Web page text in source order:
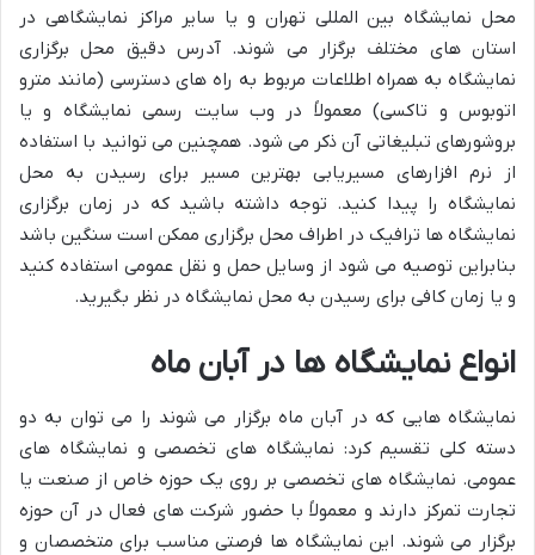
محل نمایشگاه بین المللی تهران و یا سایر مراکز نمایشگاهی در
استان های مختلف برگزار می شوند. آدرس دقیق محل برگزاری
نمایشگاه به همراه اطلاعات مربوط به راه های دسترسی (مانند مترو
اتوبوس و تاکسی) معمولاً در وب سایت رسمی نمایشگاه و یا
بروشورهای تبلیغاتی آن ذکر می شود. همچنین می توانید با استفاده
از نرم افزارهای مسیریابی بهترین مسیر برای رسیدن به محل
نمایشگاه را پیدا کنید. توجه داشته باشید که در زمان برگزاری
نمایشگاه ها ترافیک در اطراف محل برگزاری ممکن است سنگین باشد
بنابراین توصیه می شود از وسایل حمل و نقل عمومی استفاده کنید
و یا زمان کافی برای رسیدن به محل نمایشگاه در نظر بگیرید.
انواع نمایشگاه ها در آبان ماه
نمایشگاه هایی که در آبان ماه برگزار می شوند را می توان به دو
دسته کلی تقسیم کرد: نمایشگاه های تخصصی و نمایشگاه های
عمومی. نمایشگاه های تخصصی بر روی یک حوزه خاص از صنعت یا
تجارت تمرکز دارند و معمولاً با حضور شرکت های فعال در آن حوزه
برگزار می شوند. این نمایشگاه ها فرصتی مناسب برای متخصصان و